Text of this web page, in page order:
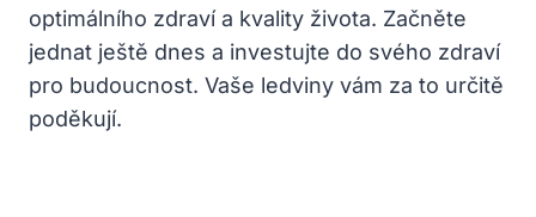
optimálního zdraví a kvality života.‍ Začněte
‌jednat ​ještě dnes a ⁢investujte do svého zdraví
pro budoucnost. Vaše ledviny vám⁢ za to určitě
poděkují.